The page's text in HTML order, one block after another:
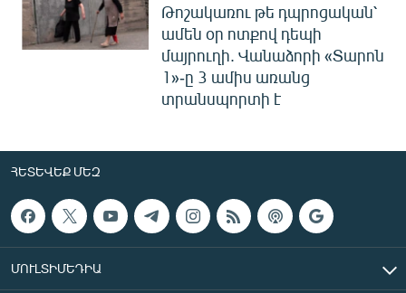
Թոշակառու թե դպրոցական՝
ամեն օր ոտքով դեպի
մայրուղի. Վանաձորի «Տարոն
1»-ը 3 ամիս առանց
տրանսպորտի է
ՀԵՏԵՎԵՔ ՄԵԶ
ՄՈՒԼՏԻՄԵԴԻԱ